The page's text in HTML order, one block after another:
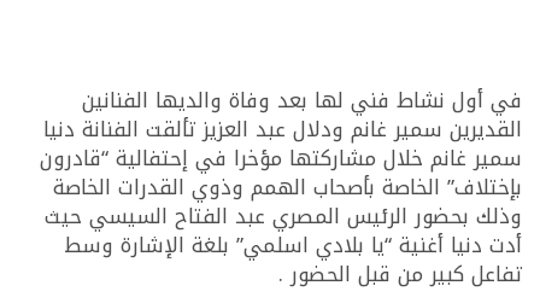
في أول نشاط فني لها بعد وفاة والديها الفنانين
القديرين سمير غانم ودلال عبد العزيز تألقت الفنانة دنيا
سمير غانم خلال مشاركتها مؤخرا في إحتفالية “قادرون
بإختلاف” الخاصة بأصحاب الهمم وذوي القدرات الخاصة
وذلك بحضور الرئيس المصري عبد الفتاح السيسي حيث
أدت دنيا أغنية “يا بلادي اسلمي” بلغة الإشارة وسط
تفاعل كبير من قبل الحضور .